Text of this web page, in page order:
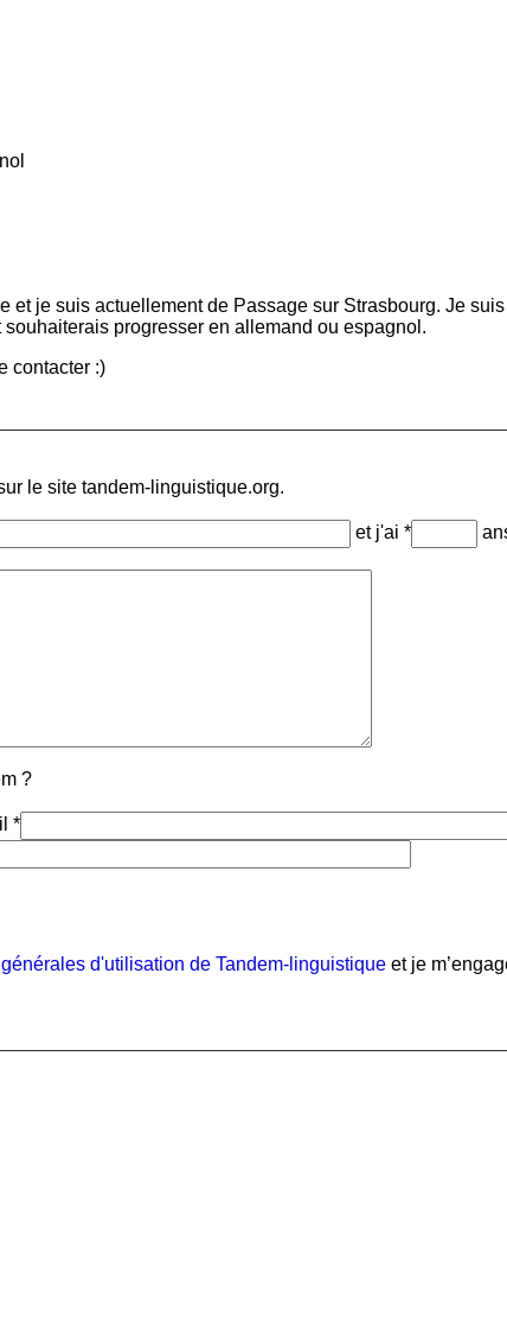
et je suis actuellement de Passage sur Strasbourg. Je
progresser en allemand ou espagnol.
contacter :)
le site tandem-linguistique.org.
et j'ai *
?
*
d'utilisation de Tandem-linguistique et je